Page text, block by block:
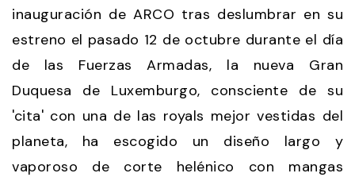
inauguración de ARCO tras deslumbrar en su
estreno el pasado 12 de octubre durante el día
de las Fuerzas Armadas, la nueva Gran
Duquesa de Luxemburgo, consciente de su
'cita' con una de las royals mejor vestidas del
planeta, ha escogido un diseño largo y
vaporoso de corte helénico con mangas